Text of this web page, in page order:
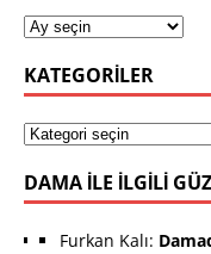
KATEGORILER
DAMA ILE ILGILI
Furkan Kalı: